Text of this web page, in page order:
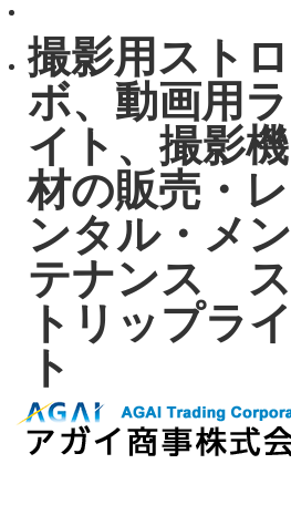
撮影用ストロ
ボ、動画用ラ
イト、撮影機
材の販売・レ
ンタル・メン
テナンス ス
トリップライ
ト